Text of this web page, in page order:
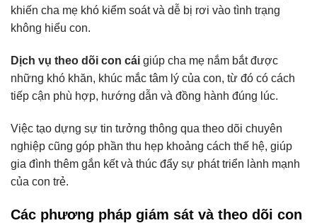
khiến cha mẹ khó kiểm soát và dễ bị rơi vào tình trạng
không hiểu con.
Dịch vụ theo dõi con cái giúp cha mẹ nắm bắt được
những khó khăn, khúc mắc tâm lý của con, từ đó có cách
tiếp cận phù hợp, hướng dẫn và đồng hành đúng lúc.
Việc tạo dựng sự tin tưởng thông qua theo dõi chuyên
nghiệp cũng góp phần thu hẹp khoảng cách thế hệ, giúp
gia đình thêm gắn kết và thúc đẩy sự phát triển lành mạnh
của con trẻ.
Các phương pháp giám sát và theo dõi con